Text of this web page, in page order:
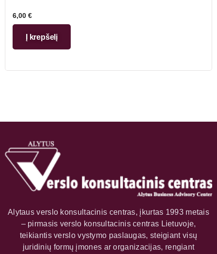
6,00 €
Į krepšelį
Alytaus verslo konsultacinis centras, įkurtas 1993 metais
– pirmasis verslo konsultacinis centras Lietuvoje,
teikiantis verslo vystymo paslaugas, steigiant visų
juridinių formų įmones ar organizacijas, rengiant